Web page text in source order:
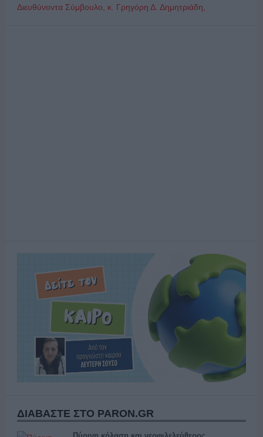
Διευθύνοντα Σύμβουλο, κ. Γρηγόρη Δ. Δημητριάδη,
ΔΙΑΒΑΣΤΕ ΣΤΟ PARON.GR